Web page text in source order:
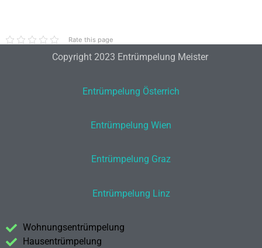
Rate this page
Copyright 2023 Entrümpelung Meister
Entrümpelung Österrich
Entrümpelung Wien
Entrümpelung Graz
Entrümpelung Linz
Wohnungsentrümpelung
Hausentrümpelung